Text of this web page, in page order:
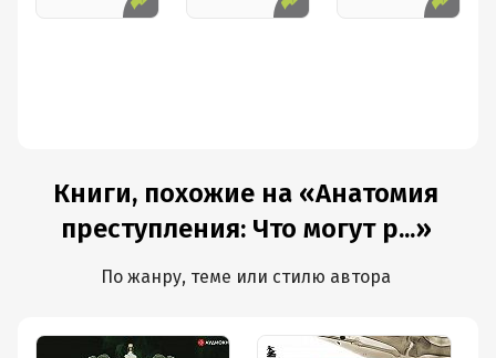
Книги, похожие на «Анатомия
преступления: Что могут р...»
По жанру, теме или стилю автора